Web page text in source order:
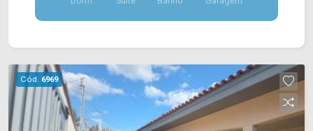
sendo 02 sociais; > 01 vaga de garagem coberta.
Aceita permuta. Localizado em Americana, o
farmácias, bancos, restaurantes, postos de
saúde, escolas e entre outros. Entre em contato
com a nossa equipe de vendas e agende a sua
visita!! WhatsApp e Telefone Arbix: (19) 3475-
Cód. 6969